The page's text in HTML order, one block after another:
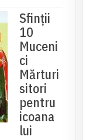
Sfinții
10
Muceni
ci
Mărturi
sitori
pentru
icoana
lui